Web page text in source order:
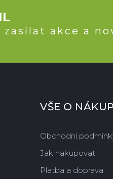
akce a
VŠE O
Obchodní
Jak nakupovat
Platba a doprava